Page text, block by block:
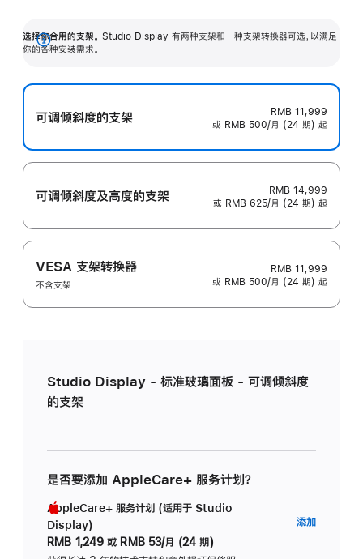
选择你合用的支架。 Studio Display 有两种支架和一种支架转换器可选，以满足
你的各种安装需求。
展
可调倾斜度的支架
RMB 11,999
或 RMB 500/月 (24 期) 起
可调倾斜度及高‍度的支‍架
RMB 14,999
或 RMB 625/月 (24 期) 起
VESA 支架转换器
不含支架
RMB 11,999
或 RMB 500/月 (24 期) 起
Studio Display - 标准玻璃面板 - 可调倾斜度
的支架
是否要添加 AppleCare+ 服务计划？
AppleCare+ 服务计划 (适用于 Studio
Display)
RMB 1,249 或 RMB 53/月 (24 期)
添加